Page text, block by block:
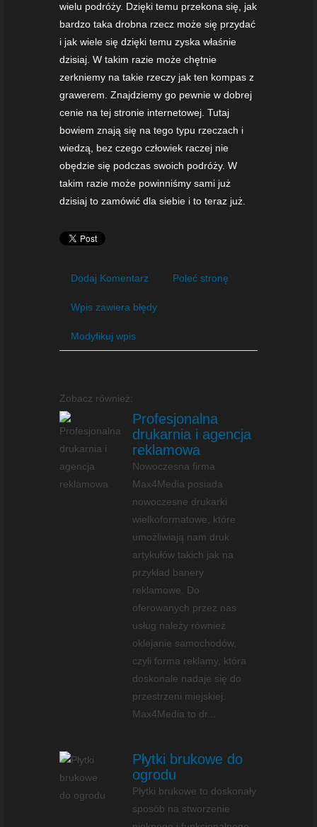
wielu podróży. Dzięki temu przekona się, jak
bardzo taka drobna rzecz może się przydać
i jak wiele się dzięki temu zyska właśnie
dzisiaj. W takim razie może chętnie
zerkniemy na takie rzeczy jak ten kompas z
grawerem. Znajdziemy go pewnie w dobrej
cenie na tej stronie internetowej. Tutaj
bowiem znają się na tego typu rzeczach i
wiedzą, bez czego człowiek raczej nie
obędzie się podczas swoich podróży. W
takim razie może powinniśmy sami już
dzisiaj to zamówić dla siebie i to teraz już.
Dodaj Komentarz Poleć stronę
Wpis zawiera błędy
Modyfikuj wpis
Zobacz również:
Profesjonalna
drukarnia i agencja
reklamowa
Nowoczesna firma
Max4Media posiada
nowoczesne drukarki
wielkoformatowe, które
umożliwiają nam druk
artykułów takich jak na
przykład banery
reklamowe. Do
oferowanych przez nas
usług należy również
oklejanie samochodów,
czyli forma reklamy, która
doskonale nadaje się do
przestrzeni miejskiej.
Max4Media to dr...
Płytki brukowe do
ogrodu
Płytki brukowe to doskonały
sposób na stworzenie